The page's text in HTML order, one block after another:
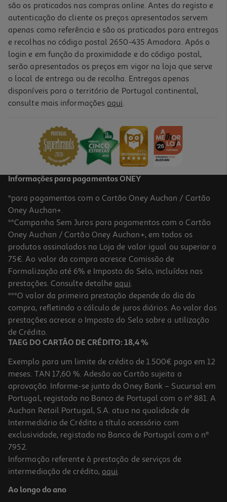
são os praticados nas compras online. Antes do registo e
autenticação do cliente os preços apresentados servem
apenas como referência e são os praticados para entregas
e recolhas no código postal 2650-435 Amadora. Após o
login e em função da proximidade e do código postal,
serão apresentados os preços em vigor na loja que serve
o local de entrega ou de recolha. Entregas apenas
disponíveis para o território de Portugal continental,
consulte mais informações aqui.
Informações para pagamentos ONEY
*para pagamentos com o Cartão Oney Auchan / Cartão
Oney Auchan+.
**Campanha Sem Juros para pagamentos com o Cartão
Oney Auchan / Cartão Oney Auchan+, em todos os
produtos assinalados na Loja de valor igual ou superior a
75€. Ao valor da compra acresce Comissão de
Formalização até 6% e Imposto do Selo, incluídos nas
prestações. Consulte detalhe aqui.
***O valor da primeira prestação depende do dia da
compra, refletindo o cálculo de juros diários. Ao valor das
prestações acresce o Imposto do Selo sobre a utilização
de Crédito.
TAEG DO CARTÃO DE CRÉDITO: 18,4 %
Exemplo para um limite de crédito de 1.500€ pago em 12
meses. TAN 17,60 %. Adesão ao Cartão sujeita a
aprovação. Informe-se junto do Oney Bank – Sucursal em
Portugal, registado no Banco de Portugal com o nº 881. A
Auchan Retail Portugal, S.A. atua na qualidade de
Intermediário de Crédito a título acessório com
exclusividade, registado no Banco de Portugal com o nº
7952.
Informação referente à prestação de serviços de
intermediação de crédito, aqui.
Ao longo do ano